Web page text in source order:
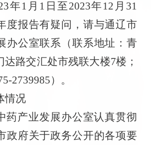
年 1 月 1 日至2023年 12 月 31
度报告有疑问，请与通辽市
办公室联系（联系地址：青
达路交汇处市残联大楼7楼；
2739985）。
情况
药产业发展办公室认真贯彻
政府关于政务公开的各项要